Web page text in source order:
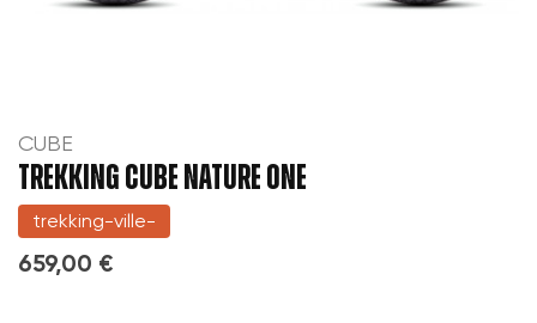
CUBE
TREKKING CUBE NATURE ONE
trekking-ville-
659,00 €